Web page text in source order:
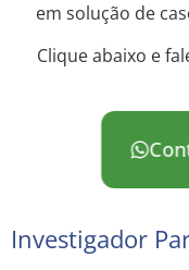
em solução de
Clique abaixo e
Investigador